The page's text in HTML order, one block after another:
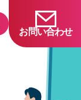
お問い合わせ